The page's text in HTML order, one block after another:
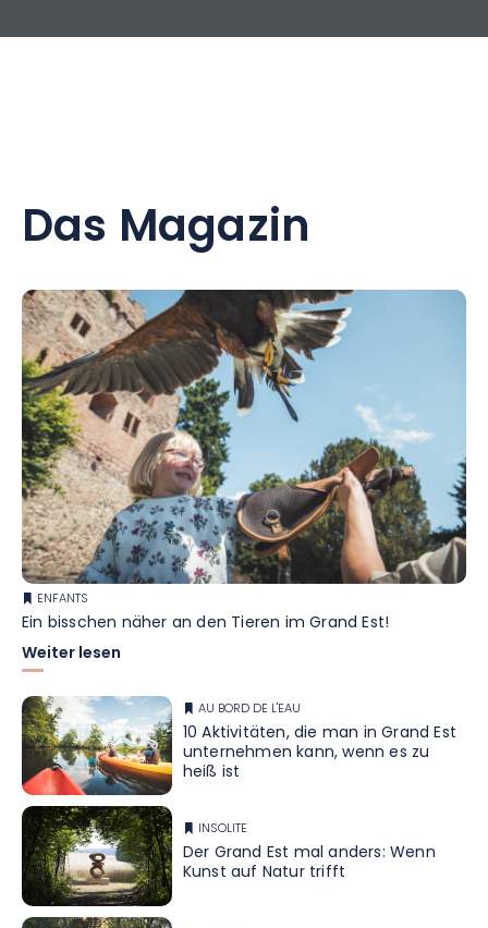
Das Magazin
ENFANTS
Ein bisschen näher an den Tieren im Grand Est!
Weiter lesen
AU BORD DE L'EAU
10 Aktivitäten, die man in Grand Est
unternehmen kann, wenn es zu
heiß ist
INSOLITE
Der Grand Est mal anders: Wenn
Kunst auf Natur trifft